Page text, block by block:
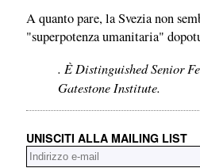
A quanto pare, la Svezia non
"superpotenza umanitaria"
. È Distinguished Senior
Gatestone Institute.
UNISCITI ALLA MAILING LIST